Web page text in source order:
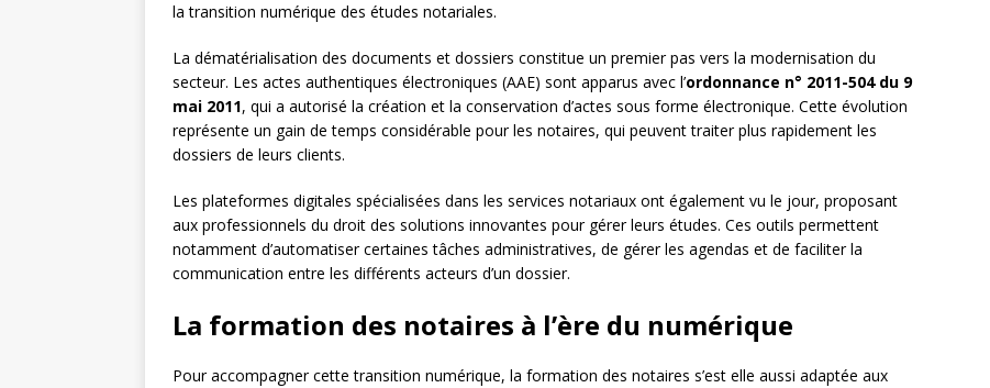
la transition numérique des études notariales.
La dématérialisation des documents et dossiers constitue un premier pas vers la modernisation du
secteur. Les actes authentiques électroniques (AAE) sont apparus avec l’ordonnance n° 2011-504 du 9
mai 2011, qui a autorisé la création et la conservation d’actes sous forme électronique. Cette évolution
représente un gain de temps considérable pour les notaires, qui peuvent traiter plus rapidement les
dossiers de leurs clients.
Les plateformes digitales spécialisées dans les services notariaux ont également vu le jour, proposant
aux professionnels du droit des solutions innovantes pour gérer leurs études. Ces outils permettent
notamment d’automatiser certaines tâches administratives, de gérer les agendas et de faciliter la
communication entre les différents acteurs d’un dossier.
La formation des notaires à l’ère du numérique
Pour accompagner cette transition numérique, la formation des notaires s’est elle aussi adaptée aux